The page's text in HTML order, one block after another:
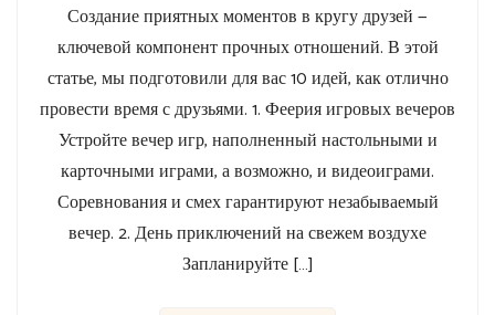
Создание приятных моментов в кругу друзей —
ключевой компонент прочных отношений. В этой
статье, мы подготовили для вас 10 идей, как отлично
провести время с друзьями. 1. Феерия игровых вечеров
Устройте вечер игр, наполненный настольными и
карточными играми, а возможно, и видеоиграми.
Соревнования и смех гарантируют незабываемый
вечер. 2. День приключений на свежем воздухе
Запланируйте […]